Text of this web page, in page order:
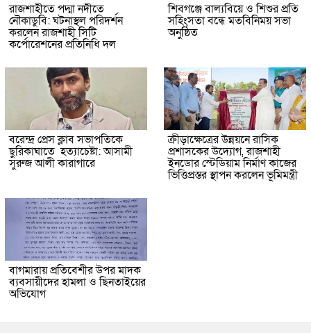
রাজশাহীতে পদ্মা নদীতে
নৌকাডুবি: ঘটনাস্থল পরিদর্শন
করলেন রাজশাহী সিটি
কর্পোরেশনের প্রতিনিধি দল
শিবগঞ্জে বাল্যবিয়ে ও শিশুর প্রতি
সহিংসতা বন্ধে মতবিনিময় সভা
অনুষ্ঠিত
বরেন্দ্র প্রেস ক্লাব সভাপতিকে
ছুরিকাঘাতে হত্যাচেষ্টা: আসামী
সুরুজ আলী কারাগারে
ক্রীড়াক্ষেত্রের উন্নয়নে রাসিক
প্রশাসকের উদ্যোগ, রাজশাহী
ইনডোর স্টেডিয়াম নির্মাণ কাজের
ভিত্তিপ্রস্তর স্থাপন করলেন ভূমিমন্ত্রী
বাগমারায় প্রতিবেশীর উপর মাদক
ব্যবসায়ীদের হামলা ও ছিনতাইয়ের
অভিযোগ